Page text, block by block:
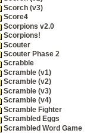
Scorch (v3)
Score4
Scorpions v2.0
Scorpions!
Scouter
Scouter Phase 2
Scrabble
Scramble (v1)
Scramble (v2)
Scramble (v3)
Scramble (v4)
Scramble Fighter
Scrambled Eggs
Scrambled Word Game